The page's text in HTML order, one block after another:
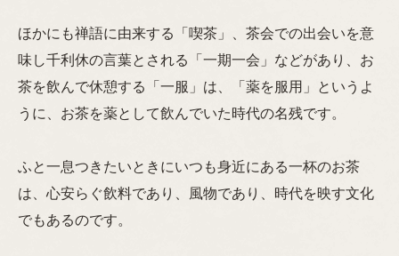
ほかにも禅語に由来する「喫茶」、茶会での出会いを意
味し千利休の言葉とされる「一期一会」などがあり、お
茶を飲んで休憩する「一服」は、「薬を服用」というよ
うに、お茶を薬として飲んでいた時代の名残です。
ふと一息つきたいときにいつも身近にある一杯のお茶
は、心安らぐ飲料であり、風物であり、時代を映す文化
でもあるのです。